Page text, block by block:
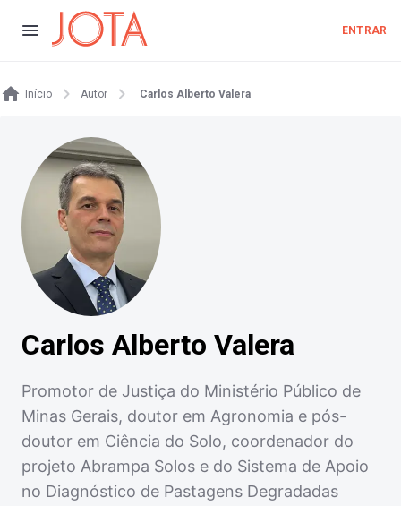
ENTRAR
Início Autor Carlos Alberto Valera
Carlos Alberto Valera
Promotor de Justiça do Ministério Público de
Minas Gerais, doutor em Agronomia e pós-
doutor em Ciência do Solo, coordenador do
projeto Abrampa Solos e do Sistema de Apoio
no Diagnóstico de Pastagens Degradadas